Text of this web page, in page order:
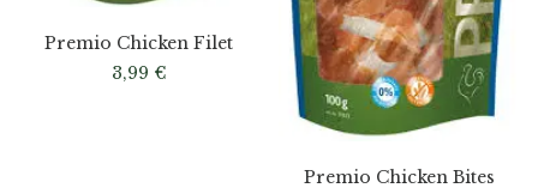
Premio Chicken Filet
3,99 €
Premio Chicken Bites